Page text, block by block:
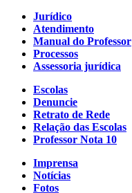
Jurídico
Atendimento
Manual do Professor
Processos
Assessoria jurídica
Escolas
Denuncie
Retrato de Rede
Relação das Escolas
Professor Nota 10
Imprensa
Notícias
Fotos